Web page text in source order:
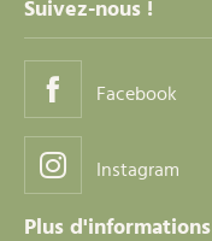
Suivez-nous !
Facebook
Instagram
Plus d'informations